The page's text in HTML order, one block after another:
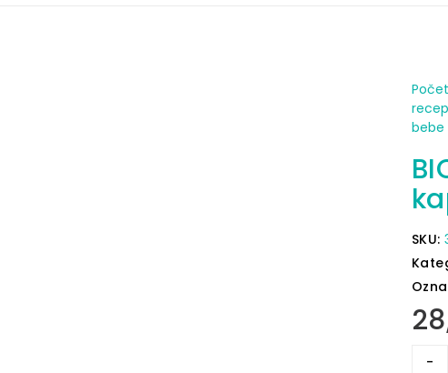
bebe
SKU:
-